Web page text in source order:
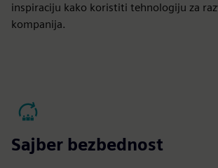
inspiraciju kako koristiti tehnologiju za
kompanija.
Sajber bezbednost